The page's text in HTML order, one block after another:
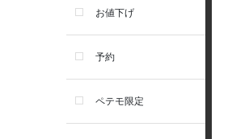
リガロ
ソルビダ
フィジカライフ
お値下げ
予約
ペテモ限定